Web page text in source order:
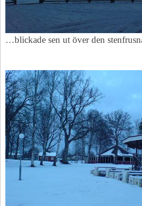
…blickade sen ut över den